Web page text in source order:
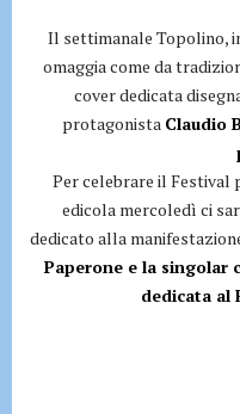
Il settimanale Topolino,
omaggia come da
cover dedicata
protagonista Claudio
Per celebrare il Festival
edicola mercoledì ci
dedicato alla
Paperone e la singolar
dedicata al